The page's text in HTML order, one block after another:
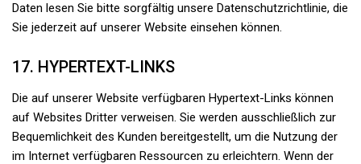
Daten lesen Sie bitte sorgfältig unsere Datenschutzrichtlinie, die
Sie jederzeit auf unserer Website einsehen können.
17. HYPERTEXT-LINKS
Die auf unserer Website verfügbaren Hypertext-Links können
auf Websites Dritter verweisen. Sie werden ausschließlich zur
Bequemlichkeit des Kunden bereitgestellt, um die Nutzung der
im Internet verfügbaren Ressourcen zu erleichtern. Wenn der